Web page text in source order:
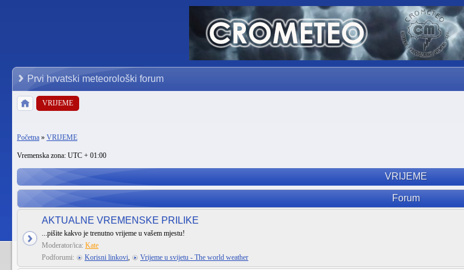
Prvi hrvatski meteorološki forum
VRIJEME
Početna » VRIJEME
Vremenska zona: UTC + 01:00
VRIJEME
Forum
AKTUALNE VREMENSKE PRILIKE
...pišite kakvo je trenutno vrijeme u vašem mjestu!
Moderator/ica: Kate
Podforumi:
Korisni linkovi, Vrijeme u svijetu - The world weather